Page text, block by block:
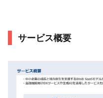
サービス概要